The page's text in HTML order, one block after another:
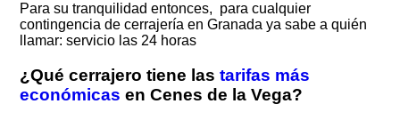
Para su tranquilidad entonces, para cualquier
contingencia de cerrajería en Granada ya sabe a quién
llamar: servicio las 24 horas
¿Qué cerrajero tiene lastarifas más
económicas enCenes de la Vega?